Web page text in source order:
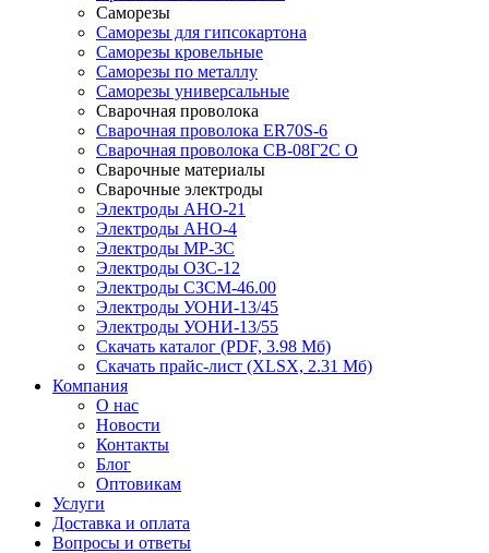
Саморезы
Саморезы для гипсокартона
Саморезы кровельные
Саморезы по металлу
Саморезы универсальные
Сварочная проволока
Сварочная проволока ER70S-6
Сварочная проволока СВ-08Г2С О
Сварочные материалы
Сварочные электроды
Электроды АНО-21
Электроды АНО-4
Электроды МР-3С
Электроды ОЗС-12
Электроды СЗСМ-46.00
Электроды УОНИ-13/45
Электроды УОНИ-13/55
Скачать каталог (PDF, 3.98 Мб)
Скачать прайс-лист (XLSX, 2.31 Мб)
Компания
О нас
Новости
Контакты
Блог
Оптовикам
Услуги
Доставка и оплата
Вопросы и ответы